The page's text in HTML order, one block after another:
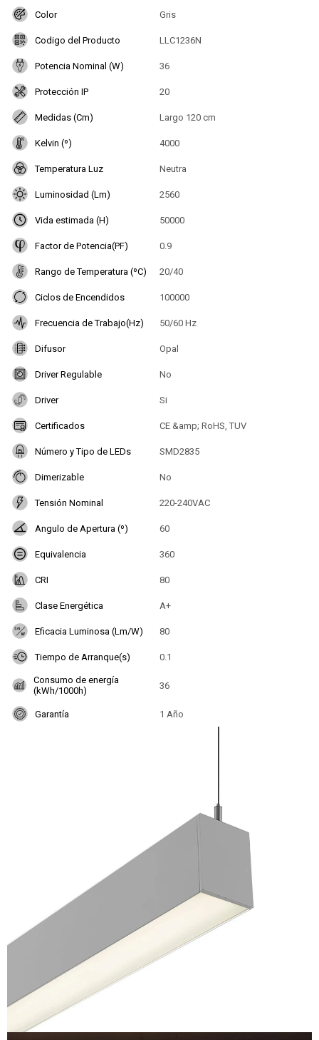
Color Gris
Codigo del Producto LLC1236N
Potencia Nominal (W) 36
Protección IP 20
Medidas (Cm) Largo 120 cm
Kelvin (º) 4000
Temperatura Luz Neutra
Luminosidad (Lm) 2560
Vida estimada (H) 50000
Factor de Potencia(PF) 0.9
Rango de Temperatura (ºC) 20/40
Ciclos de Encendidos 100000
Frecuencia de Trabajo(Hz) 50/60 Hz
Difusor Opal
Driver Regulable No
Driver Si
Certificados CE &amp; RoHS, TUV
Número y Tipo de LEDs SMD2835
Dimerizable No
Tensión Nominal 220-240VAC
Angulo de Apertura (º) 60
Equivalencia 360
CRI 80
Clase Energética A+
Eficacia Luminosa (Lm/W) 80
Tiempo de Arranque(s) 0.1
Consumo de energía
(kWh/1000h)
36
Garantía 1 Año